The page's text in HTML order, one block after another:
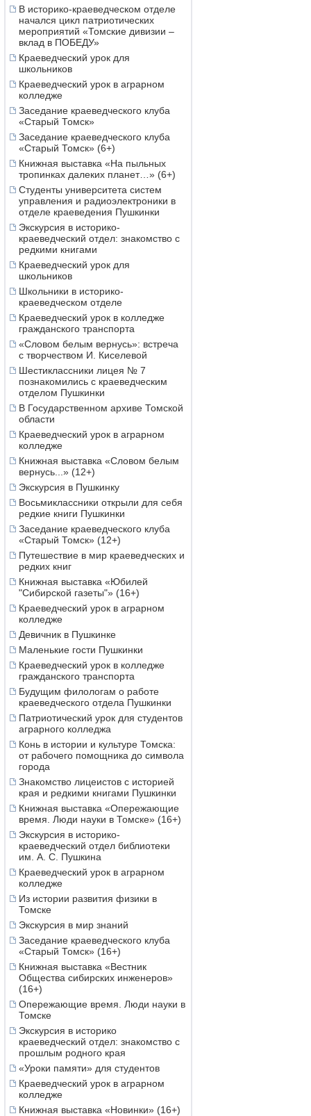
В историко-краеведческом отделе
начался цикл патриотических
мероприятий «Томские дивизии –
вклад в ПОБЕДУ»
Краеведческий урок для
школьников
Краеведческий урок в аграрном
колледже
Заседание краеведческого клуба
«Старый Томск»
Заседание краеведческого клуба
«Старый Томск» (6+)
Книжная выставка «На пыльных
тропинках далеких планет…» (6+)
Студенты университета систем
управления и радиоэлектроники в
отделе краеведения Пушкинки
Экскурсия в историко-
краеведческий отдел: знакомство с
редкими книгами
Краеведческий урок для
школьников
Школьники в историко-
краеведческом отделе
Краеведческий урок в колледже
гражданского транспорта
«Словом белым вернусь»: встреча
с творчеством И. Киселевой
Шестиклассники лицея № 7
познакомились с краеведческим
отделом Пушкинки
В Государственном архиве Томской
области
Краеведческий урок в аграрном
колледже
Книжная выставка «Словом белым
вернусь...» (12+)
Экскурсия в Пушкинку
Восьмиклассники открыли для себя
редкие книги Пушкинки
Заседание краеведческого клуба
«Старый Томск» (12+)
Путешествие в мир краеведческих и
редких книг
Книжная выставка «Юбилей
"Сибирской газеты"» (16+)
Краеведческий урок в аграрном
колледже
Девичник в Пушкинке
Маленькие гости Пушкинки
Краеведческий урок в колледже
гражданского транспорта
Будущим филологам о работе
краеведческого отдела Пушкинки
Патриотический урок для студентов
аграрного колледжа
Конь в истории и культуре Томска:
от рабочего помощника до символа
города
Знакомство лицеистов с историей
края и редкими книгами Пушкинки
Книжная выставка «Опережающие
время. Люди науки в Томске» (16+)
Экскурсия в историко-
краеведческий отдел библиотеки
им. А. С. Пушкина
Краеведческий урок в аграрном
колледже
Из истории развития физики в
Томске
Экскурсия в мир знаний
Заседание краеведческого клуба
«Старый Томск» (16+)
Книжная выставка «Вестник
Общества сибирских инженеров»
(16+)
Опережающие время. Люди науки в
Томске
Экскурсия в историко
краеведческий отдел: знакомство с
прошлым родного края
«Уроки памяти» для студентов
Краеведческий урок в аграрном
колледже
Книжная выставка «Новинки» (16+)